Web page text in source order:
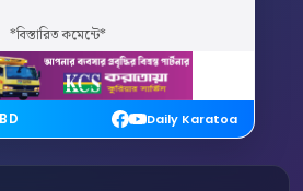
*বিস্তারিত কমেন্টে*
Daily Karatoa